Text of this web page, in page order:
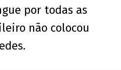
por todas as
não colocou